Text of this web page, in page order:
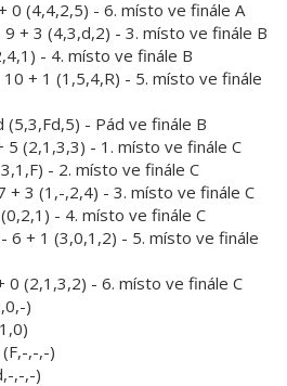
0 (4,4,2,5) - 6. místo ve finále A
+ 3 (4,3,d,2) - 3. místo ve finále B
- 4. místo ve finále B
+ 1 (1,5,4,R) - 5. místo ve finále
(5,3,Fd,5) - Pád ve finále B
5 (2,1,3,3) - 1. místo ve finále C
- 2. místo ve finále C
+ 3 (1,-,2,4) - 3. místo ve finále C
- 4. místo ve finále C
6 + 1 (3,0,1,2) - 5. místo ve finále
0 (2,1,3,2) - 6. místo ve finále C
)
,-,-)
,-,-)